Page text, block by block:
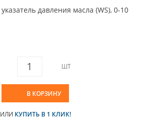
давления масла (WS), 0-10
ШТ
В КОРЗИНУ
ИЛИ КУПИТЬ В 1 КЛИК!